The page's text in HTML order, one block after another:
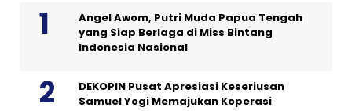
Angel Awom, Putri Muda Papua Tengah
yang Siap Berlaga di Miss Bintang
Indonesia Nasional
DEKOPIN Pusat Apresiasi Keseriusan
Samuel Yogi Memajukan Koperasi